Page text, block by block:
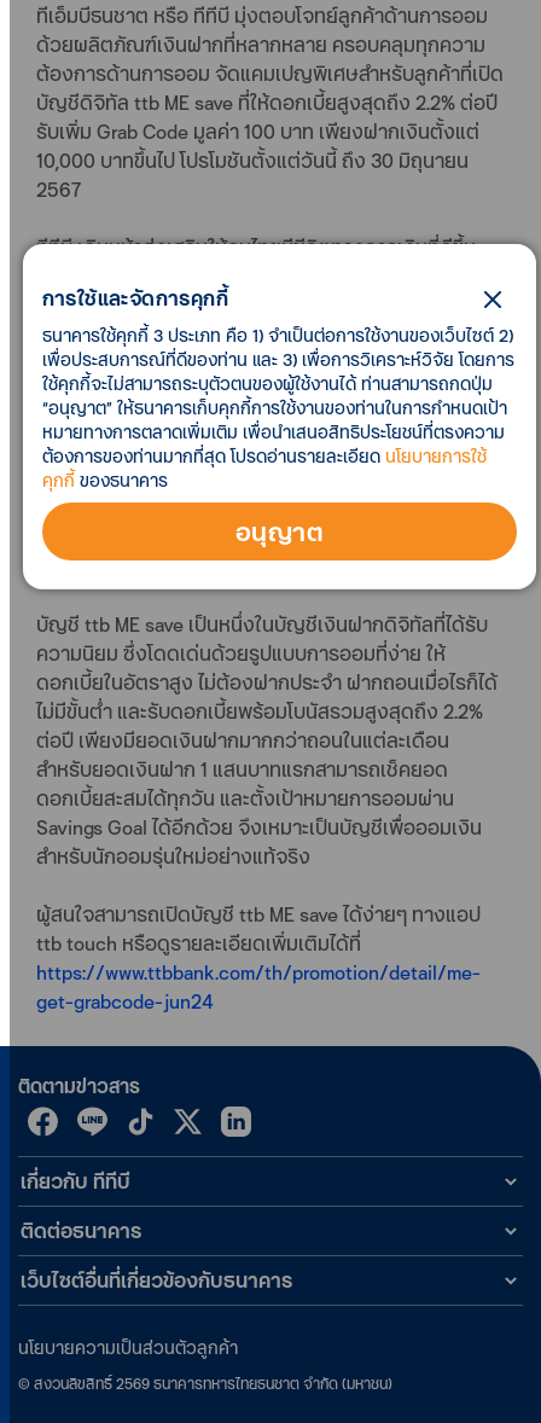
ทีเอ็มบีธนชาต หรือ ทีทีบี มุ่งตอบโจทย์ลูกค้าด้านการออม
ด้วยผลิตภัณฑ์เงินฝากที่หลากหลาย ครอบคลุมทุกความ
ต้องการด้านการออม จัดแคมเปญพิเศษสำหรับลูกค้าที่เปิด
บัญชีดิจิทัล ttb ME save ที่ให้ดอกเบี้ยสูงสุดถึง 2.2% ต่อปี
รับเพิ่ม Grab Code มูลค่า 100 บาท เพียงฝากเงินตั้งแต่
10,000 บาทขึ้นไป โปรโมชันตั้งแต่วันนี้ ถึง 30 มิถุนายน
2567
ทีทีบี เดินหน้าส่งเสริมให้คนไทยมีชีวิตทางการเงินที่ดีขึ้น
สำคัญในการสร้างความมั่นคงทางการเงินทั้งวันนี้และ
อนาคต ด้วยการเลือกบัญชีเพื่อออม ttb ME save บัญชี
เงินฝากดิจิทัล ให้ดอกเบี้ยสูงสุด 2.2% ต่อปี และเป็นที่ชื่น
ชอบของนักออมรุ่นใหม่ จัดแคมเปญพิเศษเปิดบัญชี ttb
ME save เพียงฝากเงินตั้งแต่ 10,000 บาทขึ้นไประหว่างวัน
ที่ 15 เมษายน – 30 มิถุนายน 2567 และคงเงินไว้ไม่ต่ำกว่า
10,000 บาทต่อเนื่อง 30 วันนับจากวันที่เปิดบัญชี รับทันที
Grab Code มูลค่า 100 บาท โดยสามารถกดรับสิทธิ์ผ่าน
แอป ttb touch และใช้เป็นส่วนลดเมื่อสั่งอาหารขั้นต่ำ 300
บาท ผ่านแอปพลิเคชัน Grab ได้ถึง 30 พฤศจิกายน 2567
บัญชี ttb ME save เป็นหนึ่งในบัญชีเงินฝากดิจิทัลที่ได้รับ
ความนิยม ซึ่งโดดเด่นด้วยรูปแบบการออมที่ง่าย ให้
ดอกเบี้ยในอัตราสูง ไม่ต้องฝากประจำ ฝากถอนเมื่อไรก็ได้
ไม่มีขั้นต่ำ และรับดอกเบี้ยพร้อมโบนัสรวมสูงสุดถึง 2.2%
ต่อปี เพียงมียอดเงินฝากมากกว่าถอนในแต่ละเดือน
สำหรับยอดเงินฝาก 1 แสนบาทแรกสามารถเช็คยอด
ดอกเบี้ยสะสมได้ทุกวัน และตั้งเป้าหมายการออมผ่าน
Savings Goal ได้อีกด้วย จึงเหมาะเป็นบัญชีเพื่อออมเงิน
สำหรับนักออมรุ่นใหม่อย่างแท้จริง
ผู้สนใจสามารถเปิดบัญชี ttb ME save ได้ง่ายๆ ทางแอป
ttb touch หรือดูรายละเอียดเพิ่มเติมได้ที่
https://www.ttbbank.com/th/promotion/detail/me-
get-grabcode-jun24
การใช้และจัดการคุกกี้
ธนาคารใช้คุกกี้ 3 ประเภท คือ 1) จำเป็นต่อการใช้งานของเว็บไซต์ 2)
เพื่อประสบการณ์ที่ดีของท่าน และ 3) เพื่อการวิเคราะห์วิจัย โดยการ
ใช้คุกกี้จะไม่สามารถระบุตัวตนของผู้ใช้งานได้ ท่านสามารถกดปุ่ม
“อนุญาต” ให้ธนาคารเก็บคุกกี้การใช้งานของท่านในการกำหนดเป้า
หมายทางการตลาดเพิ่มเติม เพื่อนำเสนอสิทธิประโยชน์ที่ตรงความ
ต้องการของท่านมากที่สุด โปรดอ่านรายละเอียด นโยบายการใช้
คุกกี้ของธนาคาร
อนุญาต
ติดตามข่าวสาร
เกี่ยวกับ ทีทีบี
ติดต่อธนาคาร
เว็บไซต์อื่นที่เกี่ยวข้องกับธนาคาร
© สงวนลิขสิทธิ์2569ธนาคารทหารไทยธนชาต จำกัด (มหาชน)
นโยบายความเป็นส่วนตัวลูกค้า